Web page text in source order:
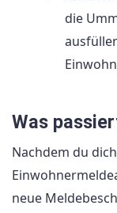
die
Was
Nachdem du
neue